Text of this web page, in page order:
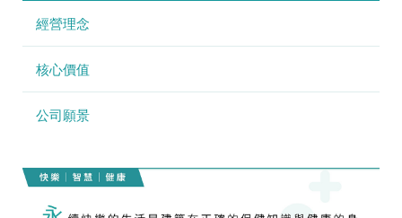
經營理念
核心價值
公司願景